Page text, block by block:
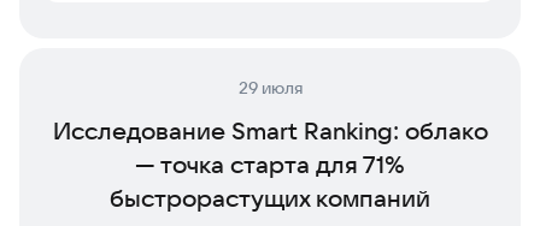
29 июля
Исследование Smart Ranking: облако
— точка старта для 71%
быстрорастущих компаний